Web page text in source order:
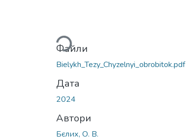
Вантажиться...
Файли
Bielykh_Tezy_Chyzelnyi_obrobitok.pdf
Дата
2024
Автори
Бєлих, О. В.